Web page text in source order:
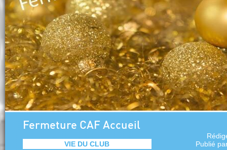
Fermeture CAF Accueil
VIE DU CLUB
Publié